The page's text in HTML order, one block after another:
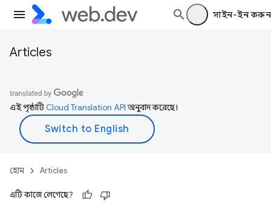
সাইন-ইন করুন
Articles
এই পৃষ্ঠাটিCloud Translation APIঅনুবাদ করেছে।
হোম Articles
এটি কাজে লেগেছে?